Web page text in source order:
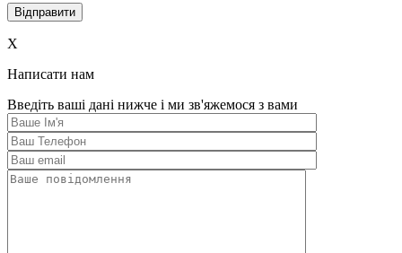
leave
this
field
X
Написати нам
Введіть ваші дані нижче і ми зв'яжемося з вами